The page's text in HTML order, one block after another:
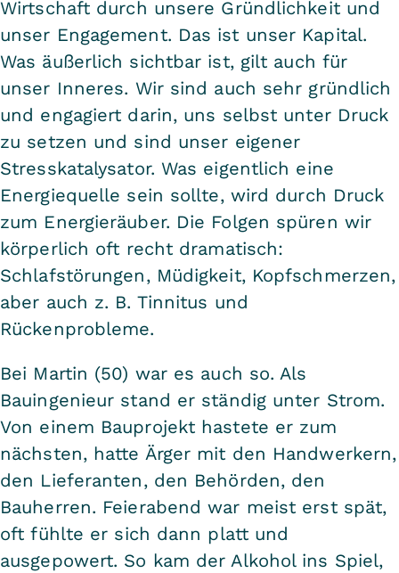
Wirtschaft durch unsere Gründlichkeit und
unser Engagement. Das ist unser Kapital.
Was äußerlich sichtbar ist, gilt auch für
unser Inneres. Wir sind auch sehr gründlich
und engagiert darin, uns selbst unter Druck
zu setzen und sind unser eigener
Stresskatalysator. Was eigentlich eine
Energiequelle sein sollte, wird durch Druck
zum Energieräuber. Die Folgen spüren wir
körperlich oft recht dramatisch:
Schlafstörungen, Müdigkeit, Kopfschmerzen,
aber auch z. B. Tinnitus und
Rückenprobleme.
Bei Martin (50) war es auch so. Als
Bauingenieur stand er ständig unter Strom.
Von einem Bauprojekt hastete er zum
nächsten, hatte Ärger mit den Handwerkern,
den Lieferanten, den Behörden, den
Bauherren. Feierabend war meist erst spät,
oft fühlte er sich dann platt und
ausgepowert. So kam der Alkohol ins Spiel,